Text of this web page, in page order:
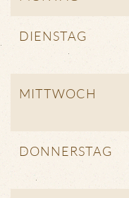
DIENSTAG
MITTWOCH
DONNERSTAG